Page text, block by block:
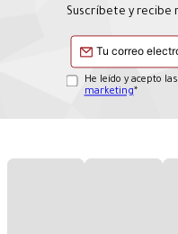
Suscríbete y recibe
He leído y acepto las
marketing*